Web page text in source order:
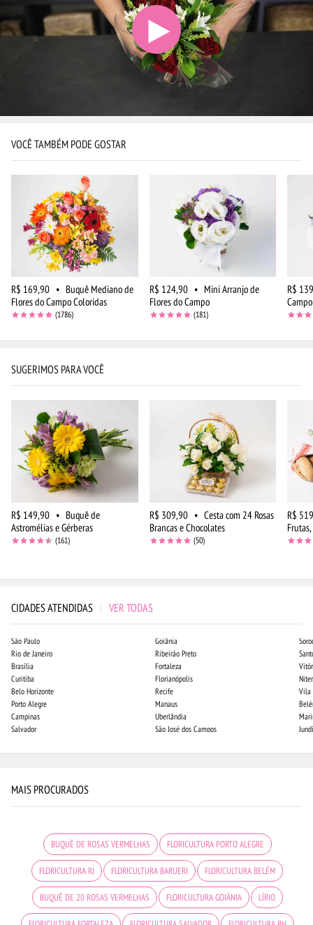
VOCÊ TAMBÉM PODE GOSTAR
R$ 169,90 • Buquê Mediano de
Flores do Campo Coloridas
(1786)
R$ 124,90 • Mini Arranjo de
Flores do Campo
(181)
R$
SUGERIMOS PARA VOCÊ
R$ 149,90 • Buquê de
Astromélias e Gérberas
(161)
R$ 309,90 • Cesta com 24 Rosas
Brancas e Chocolates
(50)
R$
CIDADES ATENDIDAS | VER TODAS
São Paulo
Rio de Janeiro
Brasília
Curitiba
Belo Horizonte
Porto Alegre
Campinas
Salvador
Goiânia
Ribeirão Preto
Fortaleza
Florianópolis
Recife
Manaus
Uberlândia
São José dos Campos
Vila
MAIS PROCURADOS
BUQUÊ DE ROSAS VERMELHAS FLORICULTURA PORTO ALEGRE
FLORICULTURA RJ FLORICULTURA BARUERI FLORICULTURA BELÉM
BUQUÊ DE 20 ROSAS VERMELHAS FLORICULTURA GOIÂNIA LÍRIO